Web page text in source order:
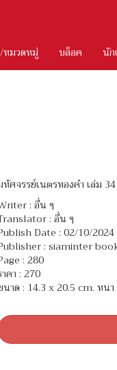
มวดหมู่ บล็อค นั
ศจรรย์เนตรทองคำ เล่ม 34
: อื่น ๆ
: อื่น ๆ
Date : 02/10/2024
: siaminter
: 280
คา : 270
นาด : 14.3 x 20.5 cm. หน